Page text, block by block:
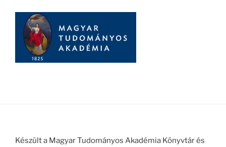
Készült a Magyar Tudományos Akadémia Könyvtár és